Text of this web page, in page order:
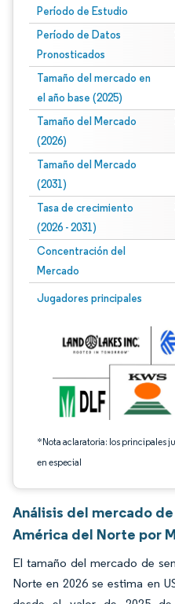
Período de Estudio
Período de Datos
Pronosticados
Tamaño del mercado en
el año base (2025)
Tamaño del Mercado
(2026)
Tamaño del Mercado
(2031)
Tasa de crecimiento
(2026 - 2031)
Concentración del
Mercado
Jugadores principales
*Nota aclaratoria: los principales
en especial
Imagen © Mordor Intelligence. El
Análisis del mercado
América del Norte por
El tamaño del mercado de
Norte en 2026 se estima en